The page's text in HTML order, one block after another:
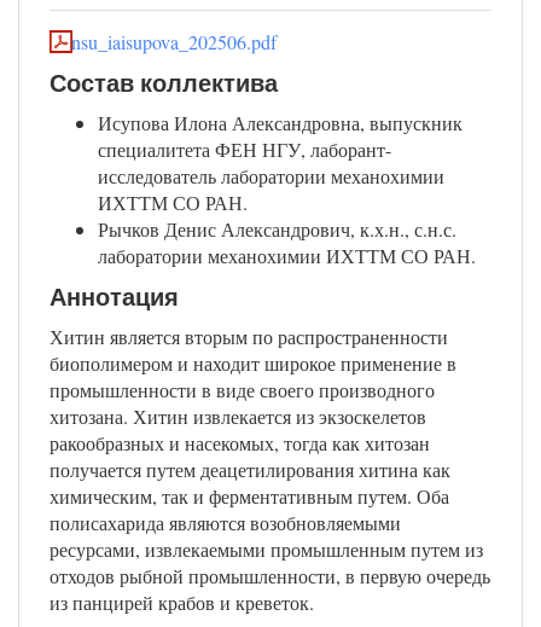
nsu_iaisupova_202506.pdf
Состав коллектива
Исупова Илона Александровна, выпускник
специалитета ФЕН НГУ, лаборант-
исследователь лаборатории механохимии
ИХТТМ СО РАН.
Рычков Денис Александрович, к.х.н., с.н.с.
лаборатории механохимии ИХТТМ СО РАН.
Аннотация
Хитин является вторым по распространенности
биополимером и находит широкое применение в
промышленности в виде своего производного
хитозана. Хитин извлекается из экзоскелетов
ракообразных и насекомых, тогда как хитозан
получается путем деацетилирования хитина как
химическим, так и ферментативным путем. Оба
полисахарида являются возобновляемыми
ресурсами, извлекаемыми промышленным путем из
отходов рыбной промышленности, в первую очередь
из панцирей крабов и креветок.